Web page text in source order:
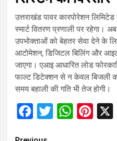
उत्तराखंड पावर कारपोरेशन
स्मार्ट वितरण प्रणाली पर
उपभोक्ताओं को बेहतर सेवा देने के
आटोमेशन, डिजिटल बिलिंग और
जाएगा। एआइ आधारित लोड
फाल्ट डिटेक्शन से न केवल बिजली
समय बहाली की गति भी तेज होगी।
Facebook
Twitter